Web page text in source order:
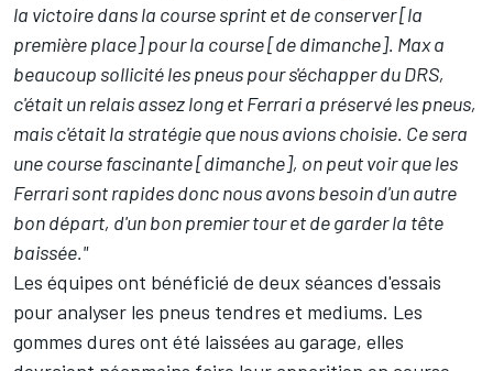
la victoire dans la course sprint et de conserver [la
première place] pour la course [de dimanche]. Max a
beaucoup sollicité les pneus pour s'échapper du DRS,
c'était un relais assez long et Ferrari a préservé les pneus,
mais c'était la stratégie que nous avions choisie. Ce sera
une course fascinante [dimanche], on peut voir que les
Ferrari sont rapides donc nous avons besoin d'un autre
bon départ, d'un bon premier tour et de garder la tête
baissée."
Les équipes ont bénéficié de deux séances d'essais
pour analyser les pneus tendres et mediums. Les
gommes dures ont été laissées au garage, elles